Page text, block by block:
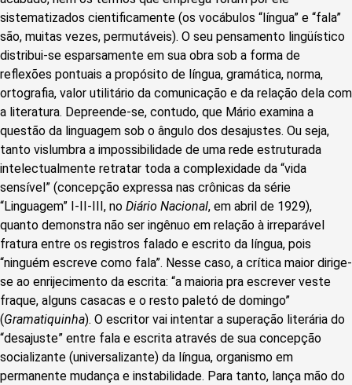
sistematizados cientificamente (os vocábulos “língua” e “fala”
são, muitas vezes, permutáveis). O seu pensamento lingüístico
distribui-se esparsamente em sua obra sob a forma de
reflexões pontuais a propósito de língua, gramática, norma,
ortografia, valor utilitário da comunicação e da relação dela com
a literatura. Depreende-se, contudo, que Mário examina a
questão da linguagem sob o ângulo dos desajustes. Ou seja,
tanto vislumbra a impossibilidade de uma rede estruturada
intelectualmente retratar toda a complexidade da “vida
sensível” (concepção expressa nas crônicas da série
“Linguagem” I-II-III, no Diário Nacional, em abril de 1929),
quanto demonstra não ser ingênuo em relação à irreparável
fratura entre os registros falado e escrito da língua, pois
“ninguém escreve como fala”. Nesse caso, a crítica maior dirige-
se ao enrijecimento da escrita: “a maioria pra escrever veste
fraque, alguns casacas e o resto paletó de domingo”
(Gramatiquinha). O escritor vai intentar a superação literária do
“desajuste” entre fala e escrita através de sua concepção
socializante (universalizante) da língua, organismo em
permanente mudança e instabilidade. Para tanto, lança mão do